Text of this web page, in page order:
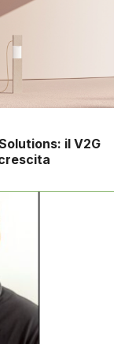
il V2G